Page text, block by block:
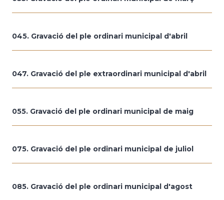
045. Gravació del ple ordinari municipal d'abril
047. Gravació del ple extraordinari municipal d'abril
055. Gravació del ple ordinari municipal de maig
075. Gravació del ple ordinari municipal de juliol
085. Gravació del ple ordinari municipal d'agost